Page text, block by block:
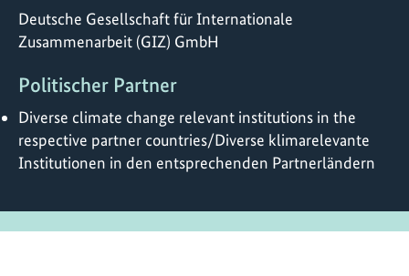
Deutsche Gesellschaft für Internationale
Zusammenarbeit (GIZ) GmbH
Politischer Partner
Diverse climate change relevant institutions in the
respective partner countries/Diverse klimarelevante
Institutionen in den entsprechenden Partnerländern